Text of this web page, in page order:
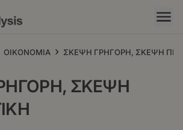
ΟΙΚΟΝΟΜΙΑ › ΣΚΕΨΗ ΓΡΗΓΟΡΗ, ΣΚΕΨΗ
ΣΚΕΨΗ